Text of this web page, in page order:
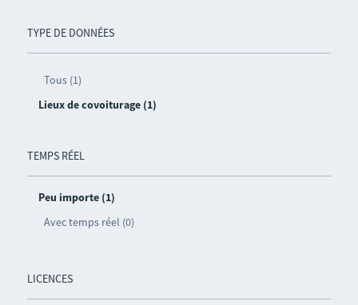
TYPE DE DONNÉES
Tous (1)
Lieux de covoiturage (1)
TEMPS RÉEL
Peu importe (1)
Avec temps réel (0)
LICENCES